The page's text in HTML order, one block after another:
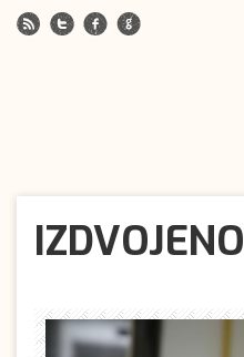
IZDVOJENO